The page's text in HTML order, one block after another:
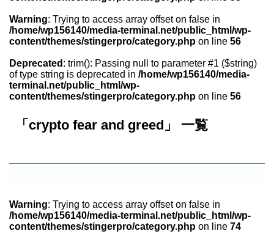
Warning: Trying to access array offset on false in
/home/wp156140/media-terminal.net/public_html/wp-
content/themes/stingerpro/category.php on line 56
Deprecated : trim(): Passing null to parameter #1 ($string)
of type string is deprecated in /home/wp156140/media-
terminal.net/public_html/wp-
content/themes/stingerpro/category.php on line 56
「crypto fear and greed」 一覧
Warning: Trying to access array offset on false in
/home/wp156140/media-terminal.net/public_html/wp-
content/themes/stingerpro/category.php on line 74